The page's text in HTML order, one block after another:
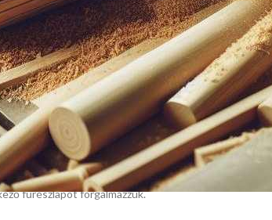
hogy a szalagfűrészgépükön egész
is tudott, mert vagy már a géppel együtt az adott
kiválasztásához. Így a lap folyton berepedezett,
Ezért cikksorozatot indítunk a szalagfűrész lapok
hogy mindenki olyan fűrészlapot válasszon a
99%-a tűzifa-fűrészelésre, deszkák,
fűrészlapot forgalmazzuk.